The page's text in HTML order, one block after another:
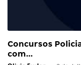
Concursos
com…